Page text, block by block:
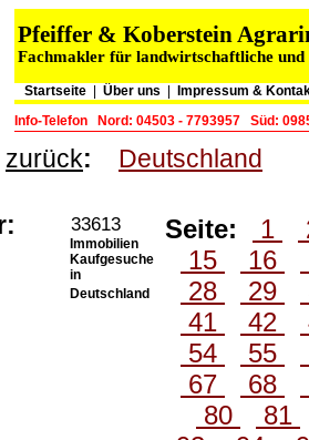
Pfeiffer & Koberstein
Fachmakler für landwirtschaftliche und
Startseite| Über uns
Impressum &
Info-Telefon
Nord: 04503 - 7793957 Süd:
zurück: Deutschland
33613
Immobilien
Kaufgesuche
in
Deutschland
Seite: 1
15
16
28
29
41
42
54
55
67
68
80
81